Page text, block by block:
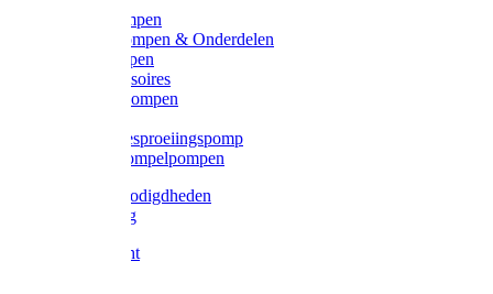
Leader pompen
Zwengelpompen & Onderdelen
Ebara pompen
Pompaccessoires
Excellent pompen
Gardena besproeiingspomp
Gardena dompelpompen
Tyleen benodigdheden
Tyleenslang
Lange bocht